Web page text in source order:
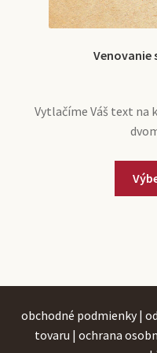
Venovanie
Vytlačíme Váš text na
obchodné podmienky |
tovaru | ochrana